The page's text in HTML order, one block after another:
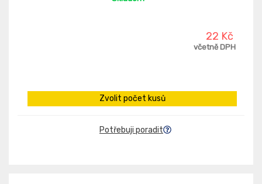
22 Kč
včetně DPH
Zvolit počet kusů
Potřebuji poradit